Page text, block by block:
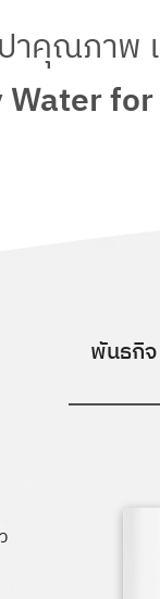
าคุณภาพ
พันธกิจ